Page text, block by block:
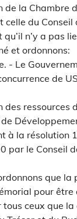
de la Chambre
celle du Conseil
n’y a pas
et ordonnons:
- Le
de
des ressources
à la résolution
par le Conseil
que la
pour être
ceux que la